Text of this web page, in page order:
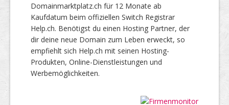
Domainmarktplatz.ch für 12 Monate ab
Kaufdatum beim offiziellen Switch Registrar
Help.ch. Benötigst du einen Hosting Partner, der
dir deine neue Domain zum Leben erweckt, so
empfiehlt sich Help.ch mit seinen Hosting-
Produkten, Online-Dienstleistungen und
Werbemöglichkeiten.